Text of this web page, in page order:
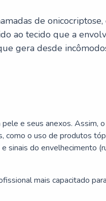
de
ao tecido que a
gera desde
e seus anexos. Assim,
como o uso de produtos
sinais do envelhecimento
mais capacitado